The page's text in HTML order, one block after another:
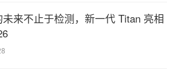
来不止于检测，新一代 Titan 亮相